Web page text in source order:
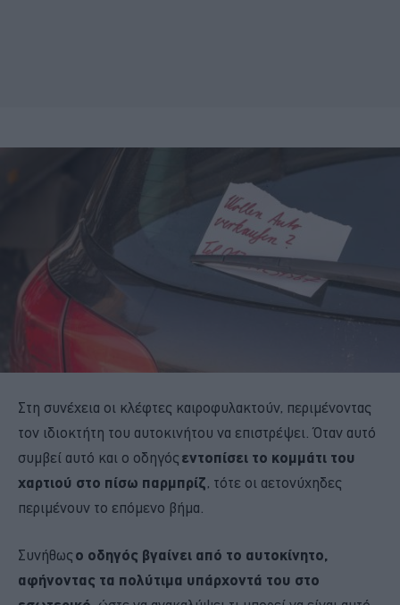
Στη συνέχεια οι κλέφτες καιροφυλακτούν, περιμένοντας
τον ιδιοκτήτη του αυτοκινήτου να επιστρέψει. Όταν αυτό
συμβεί αυτό και ο οδηγός εντοπίσει το κομμάτι του
χαρτιού στο πίσω παρμπρίζ, τότε οι αετονύχηδες
περιμένουν το επόμενο βήμα.
Συνήθως ο οδηγός βγαίνει από το αυτοκίνητο,
αφήνοντας τα πολύτιμα υπάρχοντά του στο